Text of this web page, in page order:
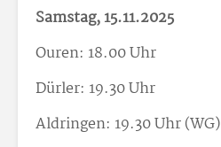
Samstag, 15.11.2025
Ouren: 18.00 Uhr
Dürler: 19.30 Uhr
Aldringen: 19.30 Uhr (WG)